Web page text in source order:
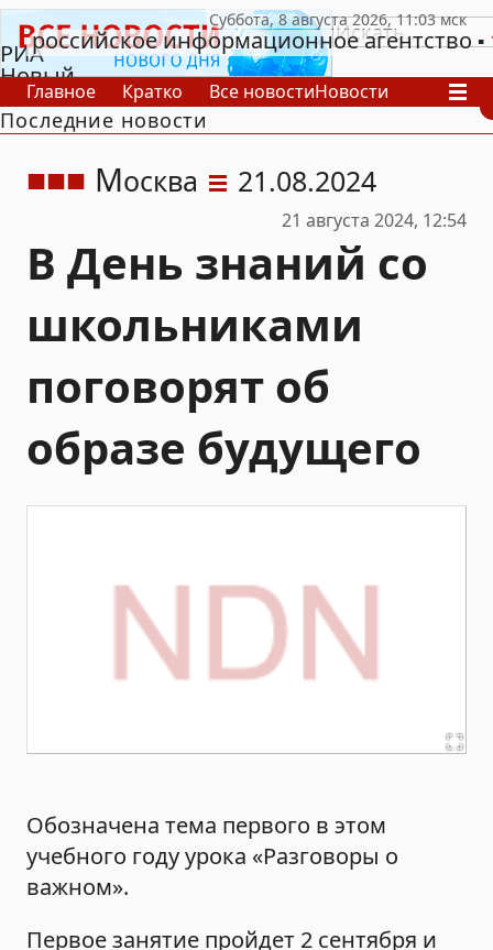
РИА
Новый
День
российское информационное агентство
Главное Кратко Все новостиНовости
В России
В мире
Последние новости
Москва 21.08.2024
21 августа 2024, 12:54
В День знаний со
школьниками
поговорят об
образе будущего
Обозначена тема первого в этом
учебного году урока «Разговоры о
важном».
Первое занятие пройдет 2 сентября и